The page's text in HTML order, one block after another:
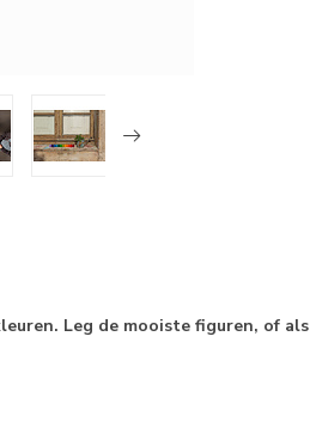
Leg de mooiste figuren, of als